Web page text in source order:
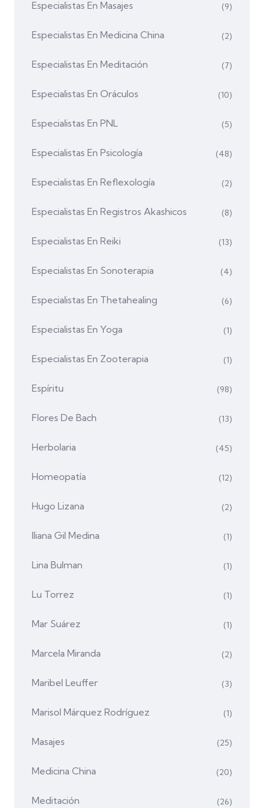
Especialistas En Masajes (9)
Especialistas En Medicina China (2)
Especialistas En Meditación (7)
Especialistas En Oráculos (10)
Especialistas En PNL (5)
Especialistas En Psicología (48)
Especialistas En Reflexología (2)
Especialistas En Registros Akashicos (8)
Especialistas En Reiki (13)
Especialistas En Sonoterapia (4)
Especialistas En Thetahealing (6)
Especialistas En Yoga (1)
Especialistas En Zooterapia (1)
Espíritu (98)
Flores De Bach (13)
Herbolaria (45)
Homeopatía (12)
Hugo Lizana (2)
Iliana Gil Medina (1)
Lina Bulman (1)
Lu Torrez (1)
Mar Suárez (1)
Marcela Miranda (2)
Maribel Leuffer (3)
Marisol Márquez Rodríguez (1)
Masajes (25)
Medicina China (20)
Meditación (26)